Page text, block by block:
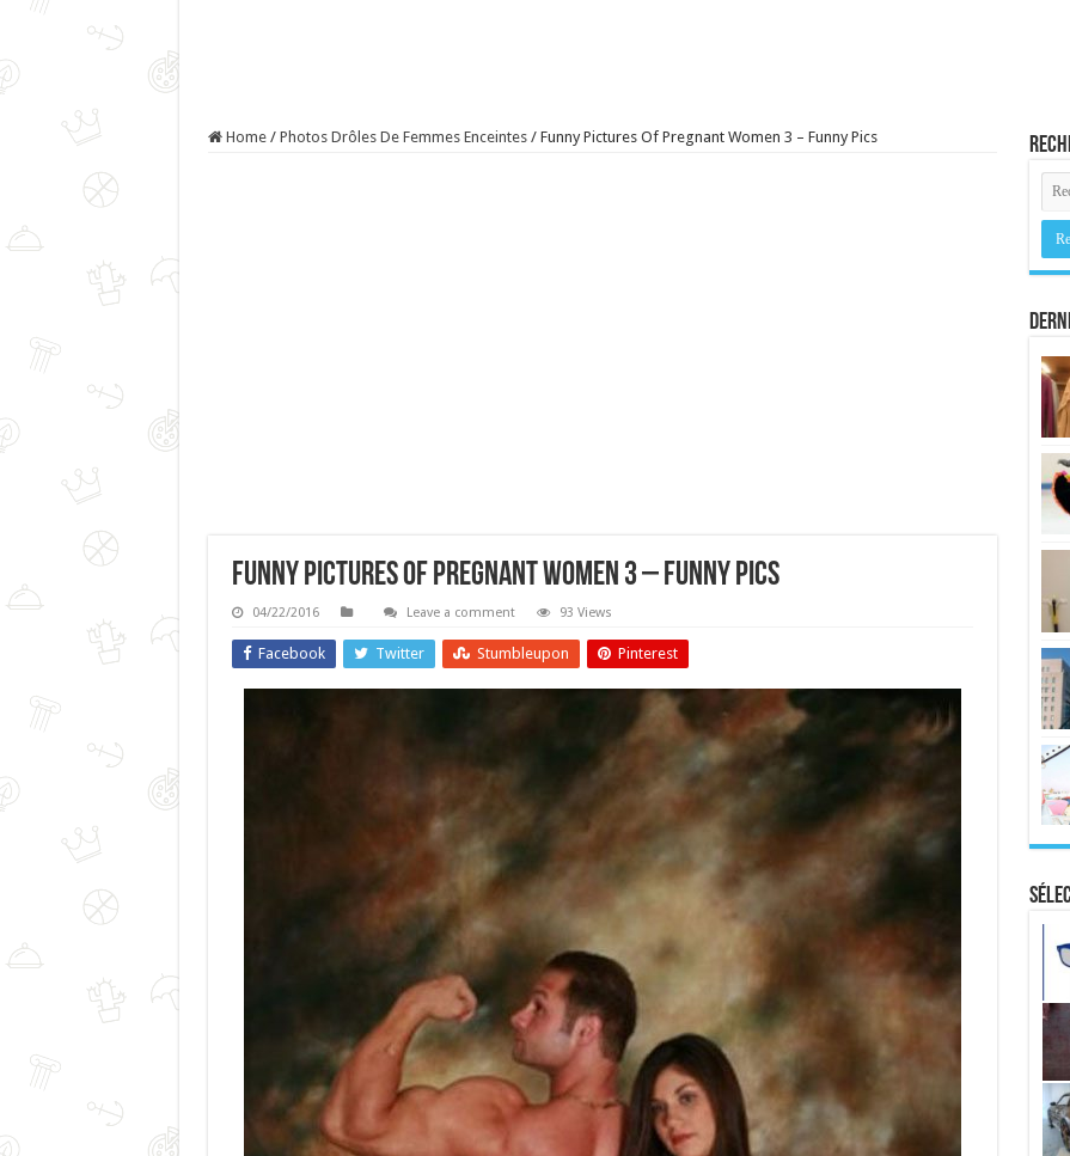
Home / Photos Drôles De Femmes Enceintes / Funny Pictures Of Pregnant Women 3 – Funny Pics
Funny Pictures Of Pregnant Women 3 – Funny Pics
04/22/2016 Leave a comment 93 Views
Facebook Twitter Stumbleupon Pinterest